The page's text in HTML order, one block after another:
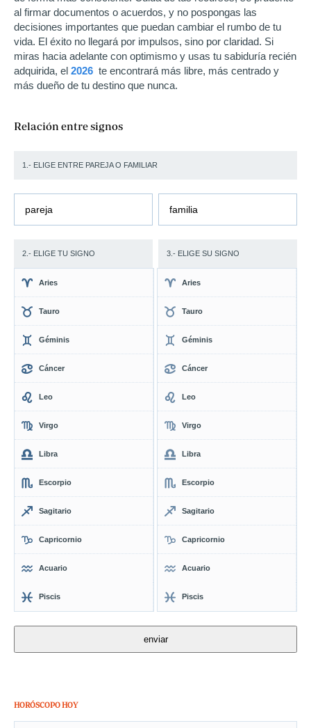
al firmar documentos o acuerdos, y no pospongas las
decisiones importantes que puedan cambiar el rumbo de tu
vida. El éxito no llegará por impulsos, sino por claridad. Si
miras hacia adelante con optimismo y usas tu sabiduría recién
adquirida, el 2026 te encontrará más libre, más centrado y
más dueño de tu destino que nunca.
Relación entre signos
1.- ELIGE ENTRE PAREJA O FAMILIAR
pareja familia
2.- ELIGE TU SIGNO 3.- ELIGE SU SIGNO
Aries
Tauro
Géminis
Cáncer
Leo
Virgo
Libra
Escorpio
Sagitario
Capricornio
Acuario
Piscis
Aries
Tauro
Géminis
Cáncer
Leo
Virgo
Libra
Escorpio
Sagitario
Capricornio
Acuario
Piscis
HORÓSCOPO HOY